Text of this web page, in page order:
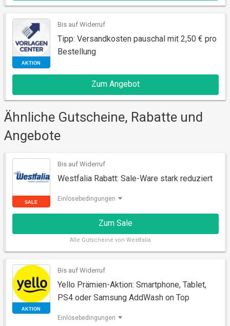
Bis auf Widerruf
Tipp: Versandkosten pauschal mit 2,50 € pro
Bestellung
Zum Angebot
Ähnliche Gutscheine, Rabatte und
Angebote
SALE
Bis auf Widerruf
Westfalia Rabatt: Sale-Ware stark reduziert
Einlösebedingungen
Zum Sale
Alle Gutscheine von Westfalia
Bis auf Widerruf
Yello Prämien-Aktion: Smartphone, Tablet,
PS4 oder Samsung AddWash on Top
Einlösebedingungen